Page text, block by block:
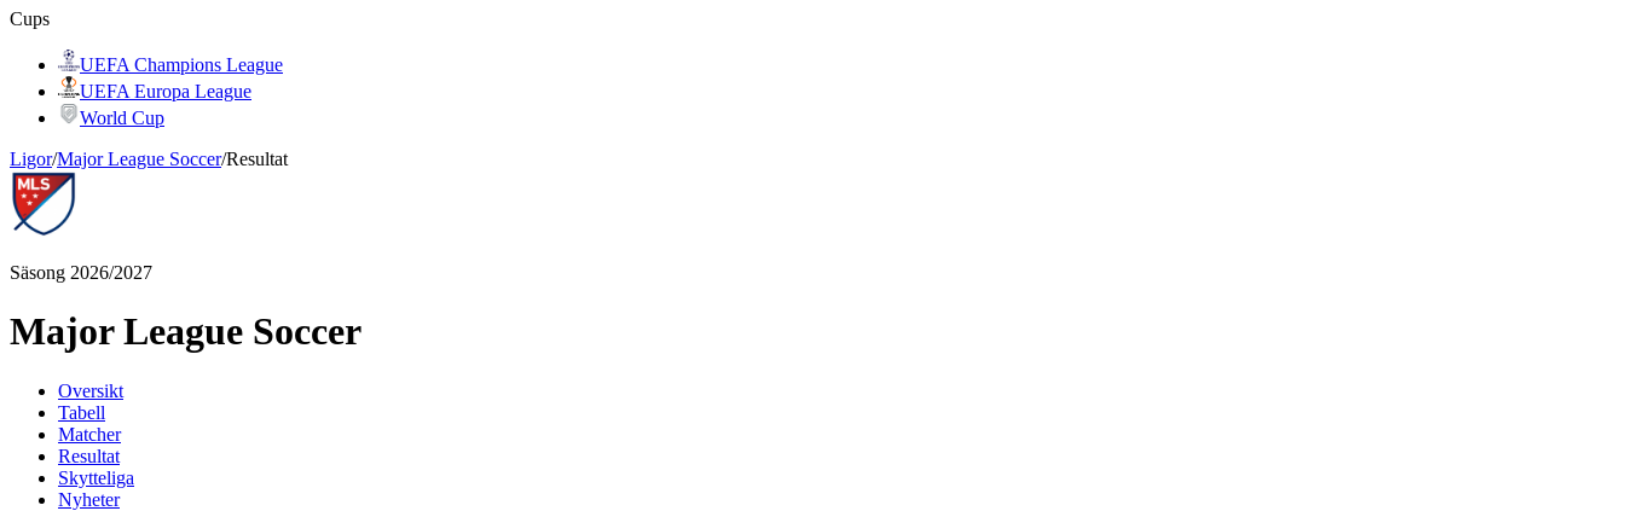
Cups
UEFA Champions League
UEFA Europa League
World Cup
Ligor/Major League Soccer/Resultat
Säsong 2026/2027
Major League Soccer
Oversikt
Tabell
Matcher
Resultat
Skytteliga
Nyheter